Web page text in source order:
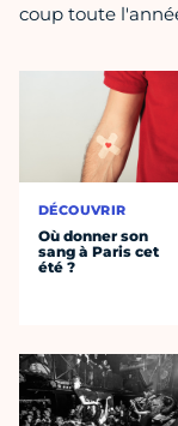
coup toute
DÉCOUVRIR
Où donner son
sang à Paris cet
été ?